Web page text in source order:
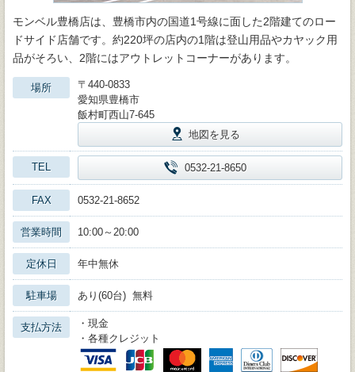
モンベル豊橋店は、豊橋市内の国道1号線に面した2階建てのロー
ドサイド店舗です。約220坪の店内の1階は登山用品やカヤック用
品がそろい、2階にはアウトレットコーナーがあります。
場所
〒440-0833
愛知県豊橋市
飯村町西山7-645
地図を見る
TEL 0532-21-8650
FAX 0532-21-8652
営業時間 10:00～20:00
定休日 年中無休
駐車場 あり(60台) 無料
支払方法
・現金
・各種クレジット